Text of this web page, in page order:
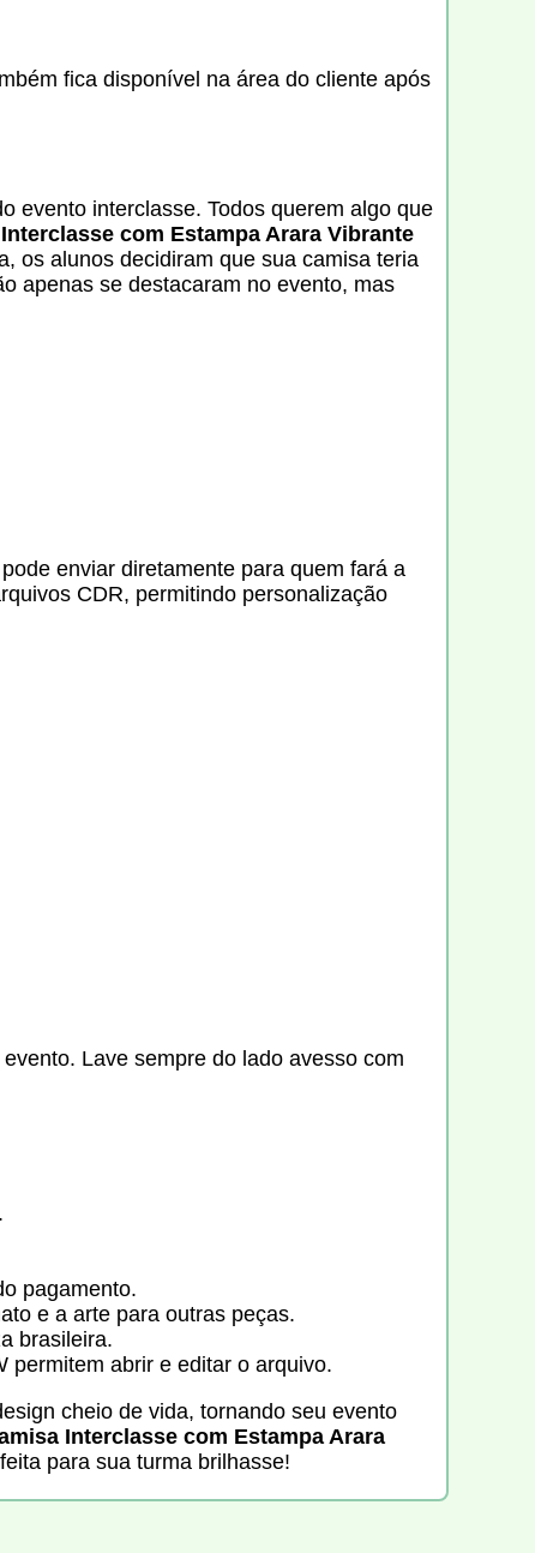
fica disponível na área do cliente após
evento interclasse. Todos querem algo que
com Estampa Arara Vibrante
os alunos decidiram que sua camisa teria
apenas se destacaram no evento, mas
enviar diretamente para quem fará a
CDR, permitindo personalização
Lave sempre do lado avesso com
pagamento.
e a arte para outras peças.
brasileira.
permitem abrir e editar o arquivo.
cheio de vida, tornando seu evento
Interclasse com Estampa Arara
para sua turma brilhasse!